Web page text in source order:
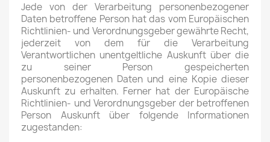
Jede von der Verarbeitung personenbezogener
Daten betroffene Person hat das vom Europäischen
Richtlinien- und Verordnungsgeber gewährte Recht,
jederzeit von dem für die Verarbeitung
Verantwortlichen unentgeltliche Auskunft über die
zu seiner Person gespeicherten
personenbezogenen Daten und eine Kopie dieser
Auskunft zu erhalten. Ferner hat der Europäische
Richtlinien- und Verordnungsgeber der betroffenen
Person Auskunft über folgende Informationen
zugestanden: